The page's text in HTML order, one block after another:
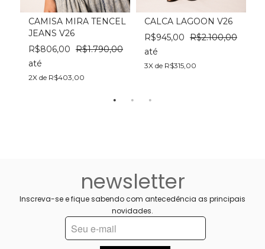
CAMISA MIRA TENCEL
JEANS V26
R$806,00 R$1.790,00
até
2X de R$403,00
CALCA LAGOON V26
R$945,00 R$2.100,00
até
3X de R$315,00
newsletter
Inscreva-se e fique sabendo com antecedência as principais
novidades.